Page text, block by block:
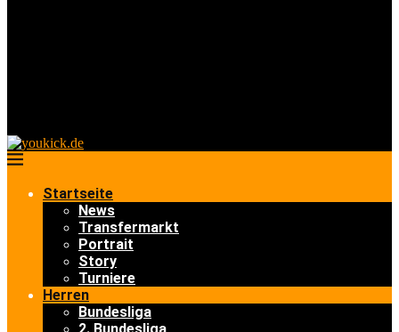
Startseite
News
Transfermarkt
Portrait
Story
Turniere
Herren
Bundesliga